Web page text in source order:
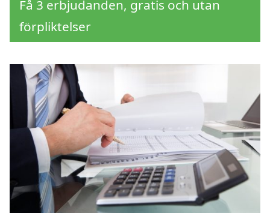
Få 3 erbjudanden, gratis och utan
förpliktelser